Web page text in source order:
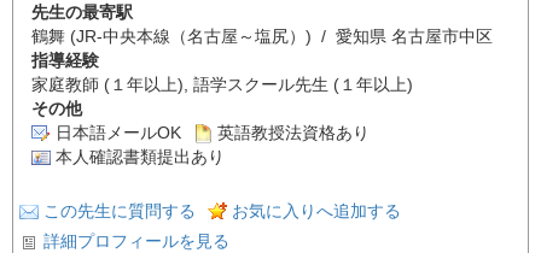
先生の最寄駅
鶴舞 (JR-中央本線（名古屋～塩尻）) / 愛知県 名古屋市中区
指導経験
家庭教師 (１年以上), 語学スクール先生 (１年以上)
その他
日本語メールOK
英語教授法資格あり
本人確認書類提出あり
この先生に質問する
お気に入りへ追加する
詳細プロフィールを見る